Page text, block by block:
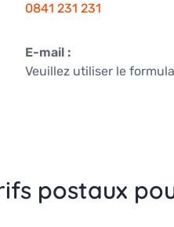
0841 231 231
E-mail :
Veuillez utiliser le
postaux